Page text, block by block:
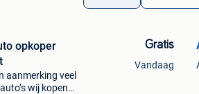
opkoper
aanmerking veel
wij kopen
Gratis
Vandaag